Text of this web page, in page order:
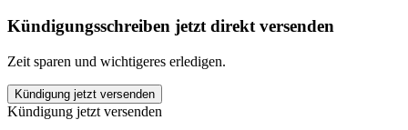
Kündigungsschreiben jetzt direkt versenden
Zeit sparen und wichtigeres erledigen.
essen&trinken
für
Kündigung jetzt versenden
Kündigung jetzt versenden